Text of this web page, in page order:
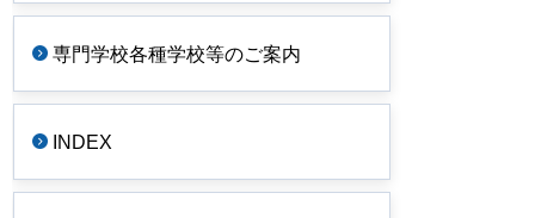
専門学校各種学校等のご案内
INDEX